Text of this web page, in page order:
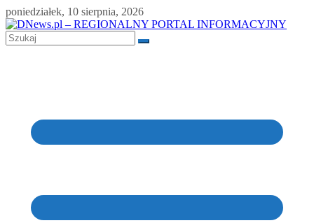
Skip
to
content
poniedziałek, 10 sierpnia, 2026